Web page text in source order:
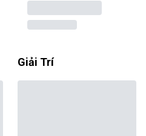
Giải Trí